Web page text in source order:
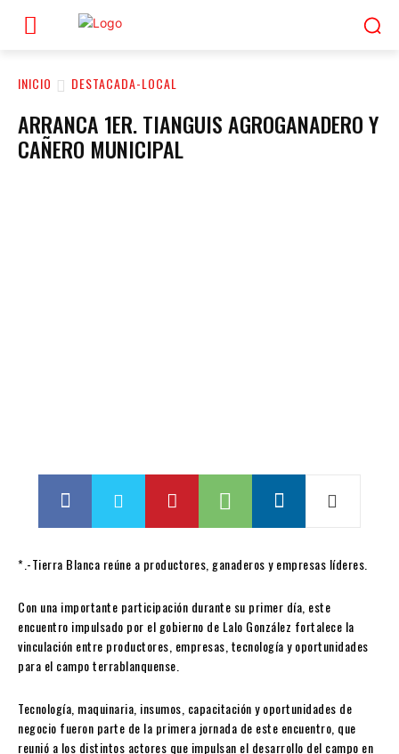
INICIO DESTACADA-LOCAL
ARRANCA 1ER. TIANGUIS AGROGANADERO Y
CAÑERO MUNICIPAL
*.-Tierra Blanca reúne a productores, ganaderos y empresas líderes.
Con una importante participación durante su primer día, este
encuentro impulsado por el gobierno de Lalo González fortalece la
vinculación entre productores, empresas, tecnología y oportunidades
para el campo terrablanquense.
Tecnología, maquinaria, insumos, capacitación y oportunidades de
negocio fueron parte de la primera jornada de este encuentro, que
reunió a los distintos actores que impulsan el desarrollo del campo en